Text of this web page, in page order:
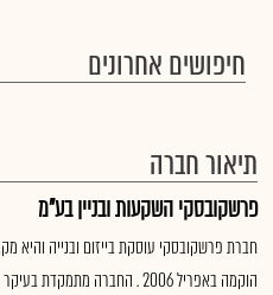
חיפושים אחרונים
תיאור חברה
פרשקובסקי השקעות ובניין בע"מ
חברת פרשקובסקי עוסקת בייזום ובנייה והיא
הוקמה באפריל 2006 . החברה